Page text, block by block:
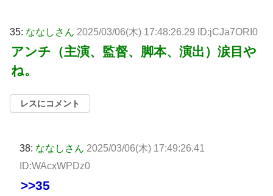
35: ななしさん 2025/03/06(木) 17:48:26.29 ID:jCJa7ORI0
アンチ（主演、監督、脚本、演出）涙目や
ね。
レスにコメント
38: ななしさん 2025/03/06(木) 17:49:26.41
ID:WAcxWPDz0
>>35